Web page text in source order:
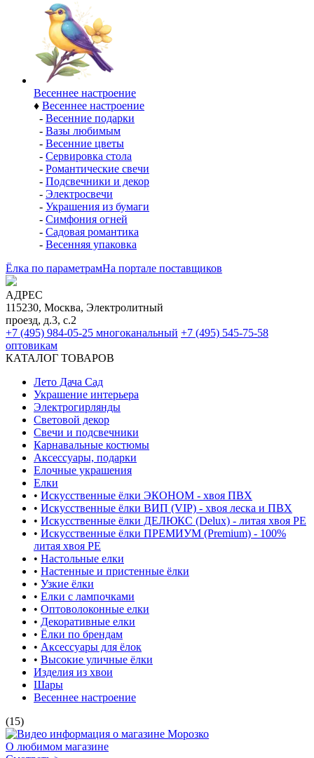
Весеннее настроение
♦ Весеннее настроение
- Весенние подарки
- Вазы любимым
- Весенние цветы
- Сервировка стола
- Романтические свечи
- Подсвечники и декор
- Электросвечи
- Украшения из бумаги
- Симфония огней
- Садовая романтика
- Весенняя упаковка
Ёлка по параметрамНа портале поставщиков
АДРЕС
115230, Москва, Электролитный
проезд, д.3, с.2
+7 (495) 984-05-25 многоканальный +7 (495) 545-75-58
оптовикам
КАТАЛОГ ТОВАРОВ
Лето Дача Сад
Украшение интерьера
Электро­гирлянды
Световой декор
Свечи и подсвечники
Карнавальные костюмы
Аксессуары, подарки
Елочные украшения
Елки
• Искусственные ёлки ЭКОНОМ - хвоя ПВХ
• Искусственные ёлки ВИП (VIP) - хвоя леска и ПВХ
• Искусственные ёлки ДЕЛЮКС (Delux) - литая хвоя РЕ
• Искусственные ёлки ПРЕМИУМ (Premium) - 100%
литая хвоя РЕ
• Настольные елки
• Настенные и пристенные ёлки
• Узкие ёлки
• Елки с лампочками
• Оптоволоконные елки
• Декоративные елки
• Ёлки по брендам
• Аксессуары для ёлок
• Высокие уличные ёлки
Изделия из хвои
Шары
Весеннее настроение
(15)
О любимом магазине